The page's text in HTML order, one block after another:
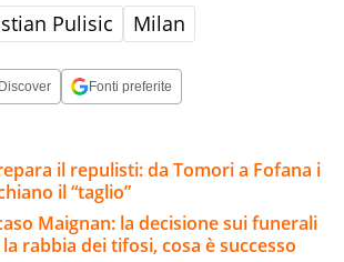
Pulisic Milan
Fonti preferite
il repulisti: da Tomori a Fofana i
il “taglio”
Maignan: la decisione sui funerali
rabbia dei tifosi, cosa è successo